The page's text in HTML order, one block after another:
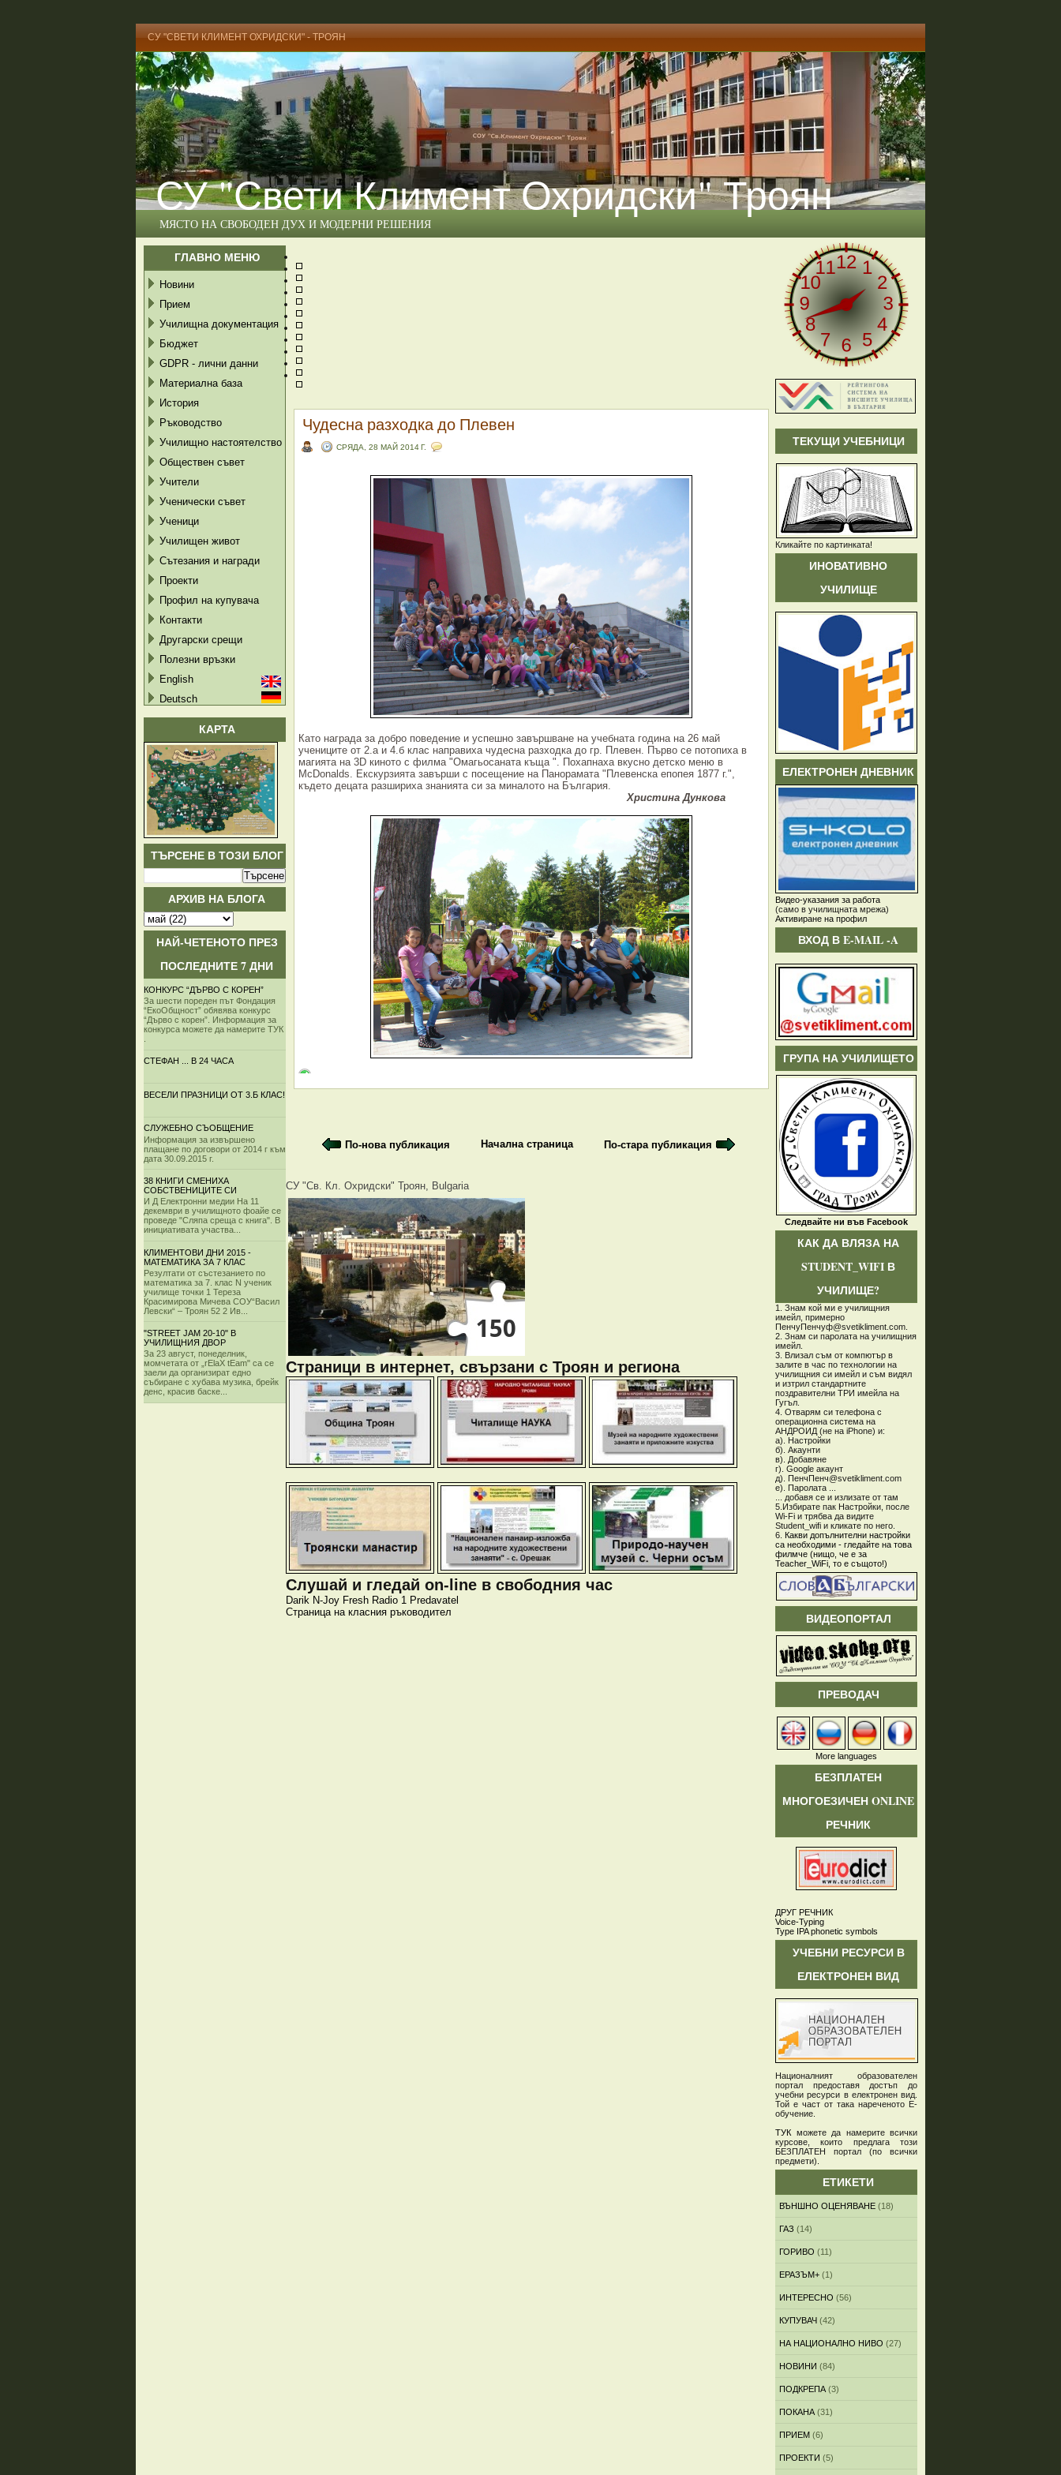
СУ "СВЕТИ КЛИМЕНТ ОХРИДСКИ" - ТРОЯН
СУ "Свети Климент Охридски" Троян
МЯСТО НА СВОБОДЕН ДУХ И МОДЕРНИ РЕШЕНИЯ
ГЛАВНО МЕНЮ
Новини
Прием
Училищна документация
Бюджет
GDPR - лични данни
Материална база
История
Ръководство
Училищно настоятелство
Обществен съвет
Учители
Ученически съвет
Ученици
Училищен живот
Сътезания и награди
Проекти
Профил на купувача
Контакти
Другарски срещи
Полезни връзки
English
Deutsch
КАРТА
ТЪРСЕНЕ В ТОЗИ БЛОГ
АРХИВ НА БЛОГА
НАЙ-ЧЕТЕНОТО ПРЕЗ
ПОСЛЕДНИТЕ 7 ДНИ
КОНКУРС “ДЪРВО С КОРЕН”
За шести пореден път Фондация
“ЕкоОбщност” обявява конкурс
“Дърво с корен”. Информация за
конкурса можете да намерите ТУК
СТЕФАН ... В 24 ЧАСА
ВЕСЕЛИ ПРАЗНИЦИ ОТ 3.Б КЛАС!
СЛУЖЕБНО СЪОБЩЕНИЕ
Информация за извършено
плащане по договори от 2014 г към
дата 30.09.2015 г.
38 КНИГИ СМЕНИХА
СОБСТВЕНИЦИТЕ СИ
И Д Електронни медии На 11
декември в училищното фоайе се
проведе "Сляпа среща с книга". В
инициативата участва...
КЛИМЕНТОВИ ДНИ 2015 -
МАТЕМАТИКА ЗА 7 КЛАС
Резултати от състезанието по
математика за 7. клас N ученик
училище точки 1 Тереза
Красимирова Мичева СОУ“Васил
Левски“ – Троян 52 2 Ив...
"STREET JAM 20-10" В
УЧИЛИЩНИЯ ДВОР
За 23 август, понеделник,
момчетата от „rElaX tEam" са се
заели да организират едно
събиране с хубава музика, брейк
денс, красив баске...
Чудесна разходка до Плевен
СРЯДА, 28 МАЙ 2014 Г.
Като награда за добро поведение и успешно завършване на учебната година на 26 май
учениците от 2.а и 4.б клас направиха чудесна разходка до гр. Плевен. Първо се потопиха в
магията на 3D киното с филма "Омагьосаната къща ". Похапнаха вкусно детско меню в
McDonalds. Екскурзията завърши с посещение на Панорамата "Плевенска епопея 1877 г.",
където децата разшириха знанията си за миналото на България.
Христина Дункова
По-нова публикация По-стара публикация
Начална страница
СУ "Св. Кл. Охридски" Троян, Bulgaria
Страници в интернет, свързани с Троян и региона
Слушай и гледай on-line в свободния час
Darik N-Joy Fresh Radio 1 Predavatel
Страница на класния ръководител
ТЕКУЩИ УЧЕБНИЦИ
Кликайте по картинката!
ИНОВАТИВНО
УЧИЛИЩЕ
ЕЛЕКТРОНЕН ДНЕВНИК
Видео-указания за работа
(само в училищната мрежа)
Активиране на профил
ВХОД В E-MAIL -A
ГРУПА НА УЧИЛИЩЕТО
Следвайте ни във Facebook
КАК ДА ВЛЯЗА НА
STUDENT_WIFI В
УЧИЛИЩЕ?
1. Знам кой ми е училищния
имейл, примерно
ПенчуПенчуф@svetikliment.com.
2. Знам си паролата на училищния
имейл.
3. Влизал съм от компютър в
залите в час по технологии на
училищния си имейл и съм видял
и изтрил стандартните
поздравителни ТРИ имейла на
Гугъл.
4. Отварям си телефона с
операционна система на
АНДРОИД (не на iPhone) и:
а). Настройки
б). Акаунти
в). Добавяне
г). Google акаунт
д). ПенчПенч@svetikliment.com
е). Паролата ...
... добавя се и излизате от там
5.Избирате пак Настройки, после
Wi-Fi и трябва да видите
Student_wifi и кликате по него.
6. Какви допълнителни настройки
са необходими - гледайте на това
филмче (нищо, че е за
Teacher_WiFi, то е същото!)
ВИДЕОПОРТАЛ
ПРЕВОДАЧ
More languages
БЕЗПЛАТЕН
МНОГОЕЗИЧЕН ONLINE
РЕЧНИК
ДРУГ РЕЧНИК
Voice-Typing
Type IPA phonetic symbols
УЧЕБНИ РЕСУРСИ В
ЕЛЕКТРОНЕН ВИД
Националният образователен
портал предоставя достъп до
учебни ресурси в електронен вид.
Той е част от така нареченото Е-
обучение.
ТУКможете да намерите всички
курсове, които предлага този
БЕЗПЛАТЕН портал (по всички
предмети).
ЕТИКЕТИ
ВЪНШНО ОЦЕНЯВАНЕ (18)
ГАЗ (14)
ГОРИВО (11)
ЕРАЗЪМ+ (1)
ИНТЕРЕСНО (56)
КУПУВАЧ (42)
НА НАЦИОНАЛНО НИВО (27)
НОВИНИ (84)
ПОДКРЕПА (3)
ПОКАНА (31)
ПРИЕМ (6)
ПРОЕКТИ (5)